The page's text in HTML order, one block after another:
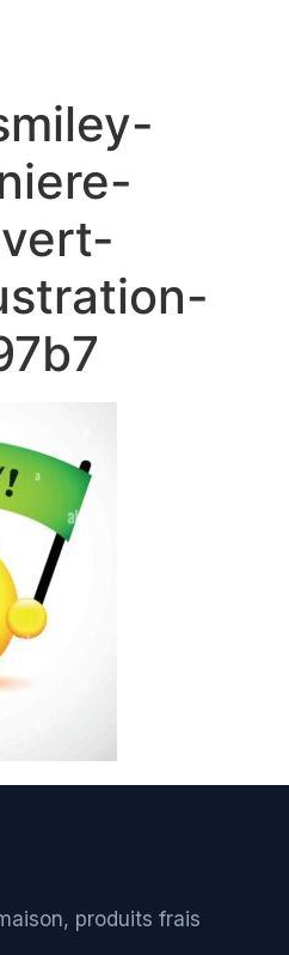
produits frais